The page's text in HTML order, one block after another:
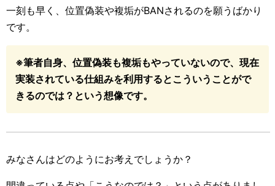
一刻も早く、位置偽装や複垢がBANされるのを願うばかり
です。
※筆者自身、位置偽装も複垢もやっていないので、現在
実装されている仕組みを利用するとこういうことがで
きるのでは？という想像です。
みなさんはどのようにお考えでしょうか？